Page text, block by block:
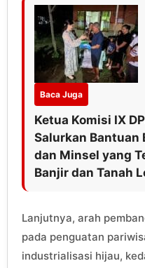
Baca Juga
Ketua Komisi IX
Salurkan Bantuan
dan Minsel yang
Banjir dan Tanah
Lanjutnya, arah
pada penguatan
industrialisasi hijau,